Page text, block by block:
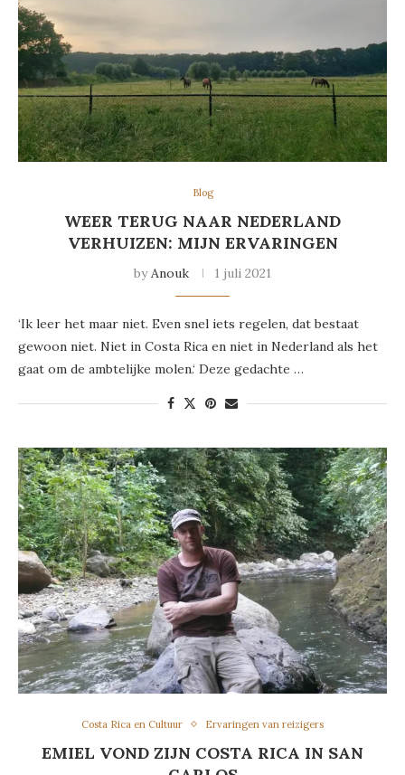
Blog
WEER TERUG NAAR NEDERLAND
VERHUIZEN: MIJN ERVARINGEN
byAnouk 1 juli 2021
‘Ik leer het maar niet. Even snel iets regelen, dat bestaat
gewoon niet. Niet in Costa Rica en niet in Nederland als het
gaat om de ambtelijke molen.‘ Deze gedachte …
Costa Rica en Cultuur Ervaringen van reizigers
EMIEL VOND ZIJN COSTA RICA IN SAN